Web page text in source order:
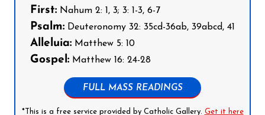
First: Nahum 2: 1, 3; 3: 1-3, 6-7
Psalm: Deuteronomy 32: 35cd-36ab, 39abcd, 41
Alleluia: Matthew 5: 10
Gospel: Matthew 16: 24-28
FULL MASS READINGS
*This is a free service provided by Catholic Gallery. Get it here